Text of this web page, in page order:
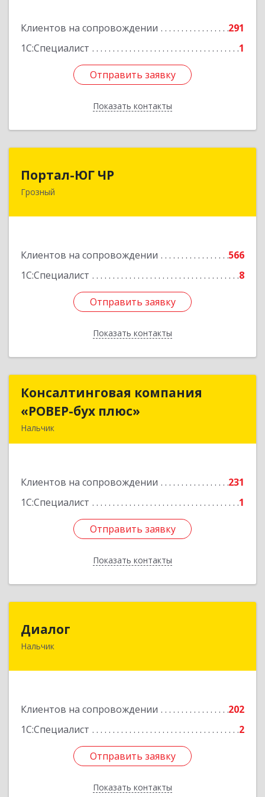
Клиентов на сопровождении
291
1С:Специалист
1
Отправить заявку
Показать контакты
Подробнее
Отправить заявку
Назад
Портал-ЮГ ЧР
Грозный
Клиентов на сопровождении
566
1С:Специалист
8
Отправить заявку
Показать контакты
364906, Чеченская Респ, Грозный г, Путина пр-
Отправить заявку
Назад
Консалтинговая компания
«РОВЕР-бух плюс»
Нальчик
Клиентов на сопровождении
231
1С:Специалист
1
Отправить заявку
Показать контакты
Консалтинговая компания
«РОВЕР-бух плюс»
Подробнее
Отправить заявку
Назад
Диалог
Нальчик
Клиентов на сопровождении
202
1С:Специалист
2
Отправить заявку
Показать контакты
360016, Кабардино-Балкарская Респ, Нальчик г,
Отправить заявку
Назад